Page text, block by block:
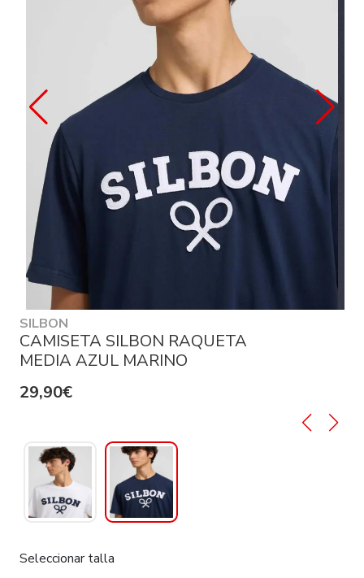
SILBON
CAMISETA SILBON RAQUETA
MEDIA AZUL MARINO
29,90€
Seleccionar talla